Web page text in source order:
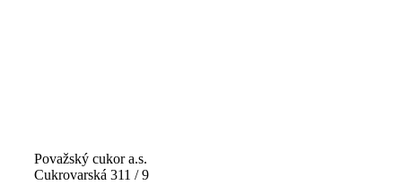
Považský cukor a.s.
Cukrovarská 311 / 9